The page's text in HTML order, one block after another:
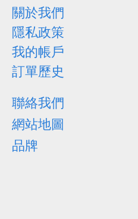
關於我們
隱私政策
我的帳戶
訂單歷史
聯絡我們
網站地圖
品牌